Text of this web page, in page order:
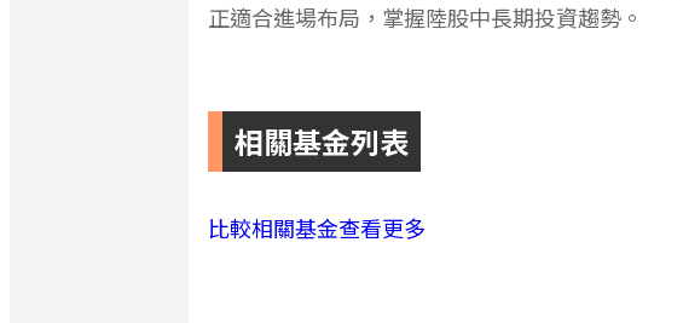
正適合進場布局，掌握陸股中長期投資趨勢。
相關基金列表
比較相關基金查看更多